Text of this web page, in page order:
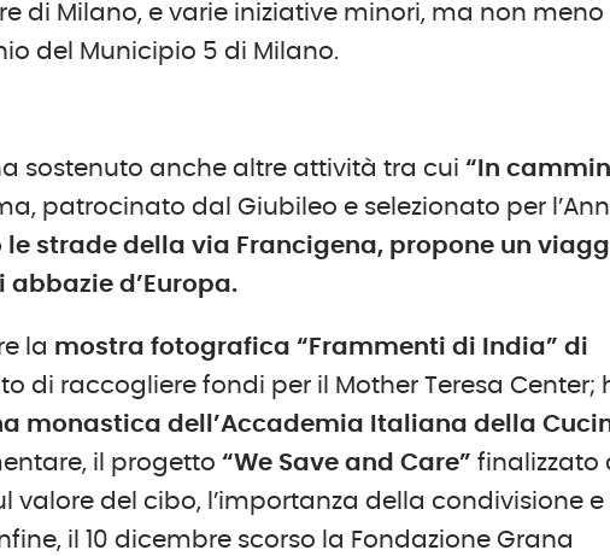
di Milano, e varie iniziative minori, ma non meno
del Municipio 5 di Milano.
sostenuto anche altre attività tra cui“In
patrocinato dal Giubileo e selezionato per
le strade della via Francigena, propone un
d’Europa.
la mostra fotografica “Frammenti di India” di
di raccogliere fondi per il Mother Teresa Center;
monastica dell’Accademia Italiana della
il progetto“We Save and Care” finalizzato
valore del cibo, l’importanza della condivisione e
il 10 dicembre scorso la Fondazione Grana